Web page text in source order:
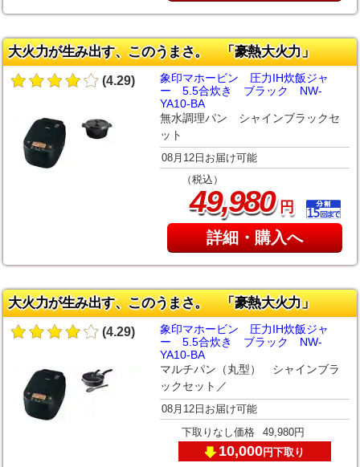
大火力が生み出す、このうまさ。 「豪熱大火力」
(4.29)
象印マホービン 圧力IH炊飯ジャ
ー 5.5合炊き ブラック NW-
YA10-BA
無水調理パン シャインブラックセ
ット
08月12日お届け可能
（税込）
49,980円
詳細・購入へ
大火力が生み出す、このうまさ。 「豪熱大火力」
(4.29)
象印マホービン 圧力IH炊飯ジャ
ー 5.5合炊き ブラック NW-
YA10-BA
マルチパン（丸型） シャインブラ
ックセット／
08月12日お届け可能
下取りなし価格 49,980円
10,000円下取り